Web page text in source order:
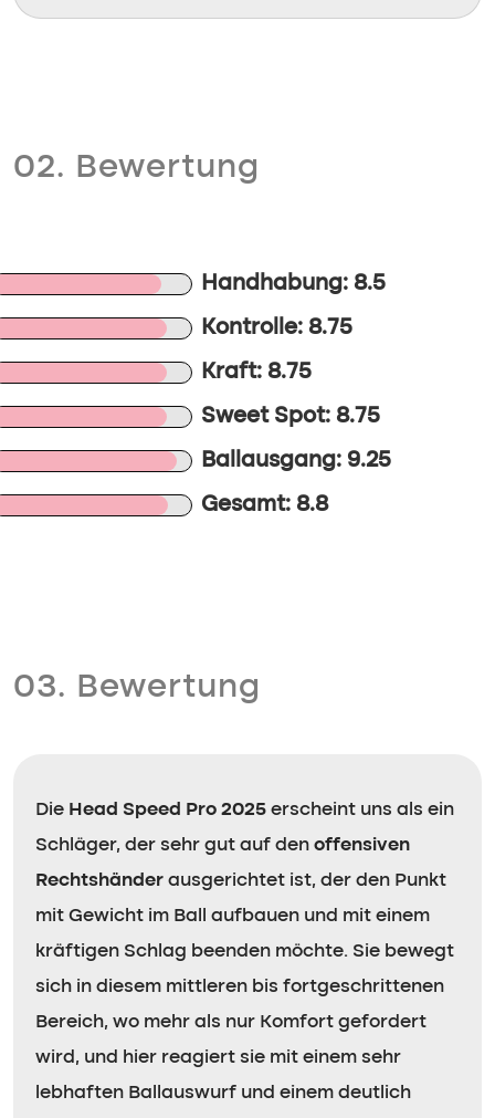
02. Bewertung
Handhabung: 8.5
Kontrolle: 8.75
Kraft: 8.75
Sweet Spot: 8.75
Ballausgang: 9.25
Gesamt: 8.8
03. Bewertung
Die Head Speed Pro 2025 erscheint uns als ein
Schläger, der sehr gut auf den offensiven
Rechtshänder ausgerichtet ist, der den Punkt
mit Gewicht im Ball aufbauen und mit einem
kräftigen Schlag beenden möchte. Sie bewegt
sich in diesem mittleren bis fortgeschrittenen
Bereich, wo mehr als nur Komfort gefordert
wird, und hier reagiert sie mit einem sehr
lebhaften Ballauswurf und einem deutlich